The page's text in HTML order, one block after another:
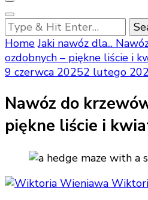
Looking
for
Something?
Home Jaki nawóz dla...
ozdobnych – piękne liście i
9 czerwca 20252 lutego
Nawóz do
piękne liście i